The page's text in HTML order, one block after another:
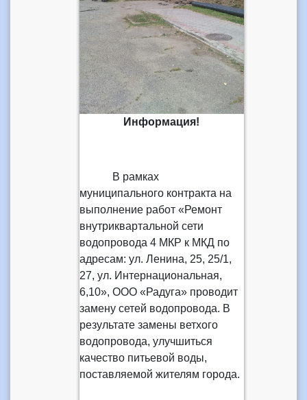
Информация!
В рамках
муниципального контракта на
выполнение работ «Ремонт
внутриквартальной сети
водопровода 4 МКР к МКД по
адресам: ул. Ленина, 25, 25/1,
27, ул. Интернациональная,
6,10», ООО «Радуга» проводит
замену сетей водопровода. В
результате замены ветхого
водопровода, улучшиться
качество питьевой воды,
поставляемой жителям города.